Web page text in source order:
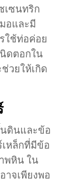
เซนทริก
อและมี
ใช้ท่อค่อย
ดตอกใน
ช่วยให้เกิด
ดินและข้อ
เหล็กที่มีข้อ
พหิน ใน
จเพียงพอ